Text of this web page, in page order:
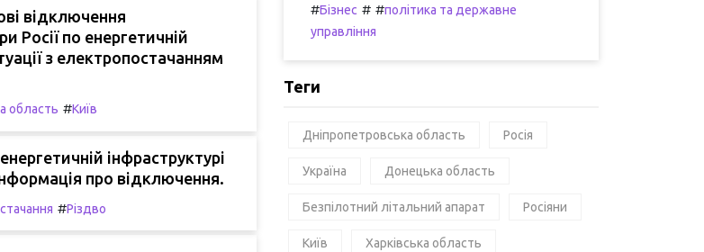
відключення
Росії по енергетичній
з електропостачанням
область #Київ
інфраструктурі
про відключення.
#Різдво
#Бізнес # #політика та державне
управління
Теги
Дніпропетровська область Росія
Україна Донецька область
Безпілотний літальний апарат Росіяни
Київ Харківська область